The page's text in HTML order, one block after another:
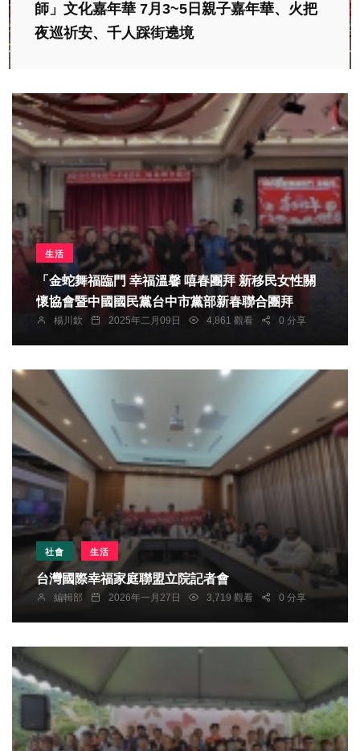
師」文化嘉年華 7月3~5日親子嘉年華、火把
夜巡祈安、千人踩街遶境
生活
「金蛇舞福臨門 幸福溫馨 嘻春團拜 新移民女性關
懷協會暨中國國民黨台中市黨部新春聯合團拜
楊川欽 2025年二月09日 4,861 觀看 0 分享
社會 生活
台灣國際幸福家庭聯盟立院記者會
編輯部 2026年一月27日 3,719 觀看 0 分享